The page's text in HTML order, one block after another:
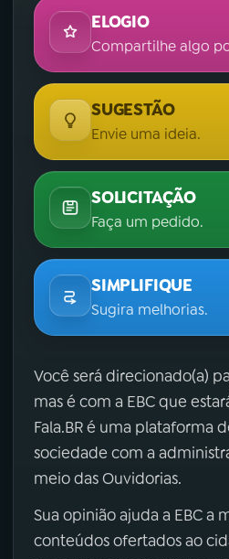
ELOGIO
Compartilhe algo
SUGESTÃO
Envie uma ideia.
SOLICITAÇÃO
Faça um pedido.
SIMPLIFIQUE
Sugira melhorias.
Você será direcionado(a)
mas é com a EBC que
Fala.BR é uma plataforma
sociedade com a
meio das Ouvidorias.
Sua opinião ajuda a EBC a
conteúdos ofertados ao